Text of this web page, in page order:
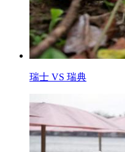
瑞士 VS 瑞典